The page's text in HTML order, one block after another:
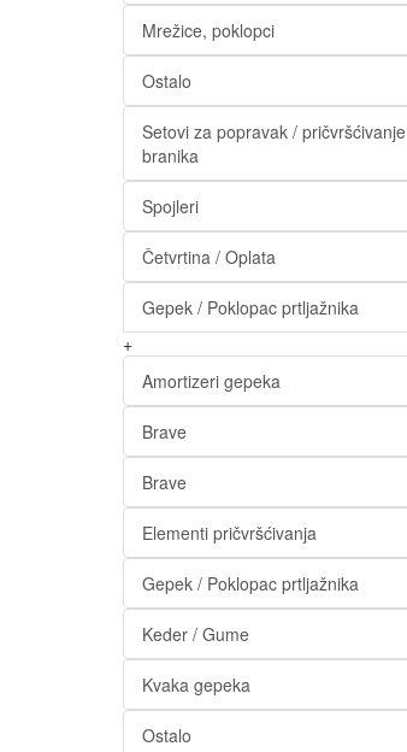
Mrežice, poklopci
Ostalo
Setovi za popravak / pričvršćivanje
branika
Spojleri
Četvrtina / Oplata
Gepek / Poklopac prtljažnika
+
Amortizeri gepeka
Brave
Brave
Elementi pričvršćivanja
Gepek / Poklopac prtljažnika
Keder / Gume
Kvaka gepeka
Ostalo